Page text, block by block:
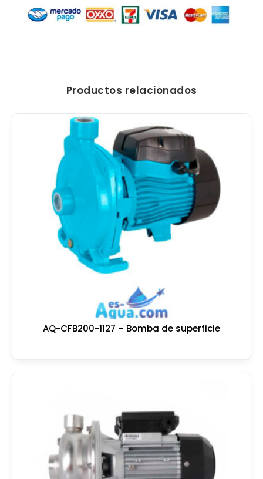
Productos relacionados
AQ-CFB200-1127 – Bomba de superficie